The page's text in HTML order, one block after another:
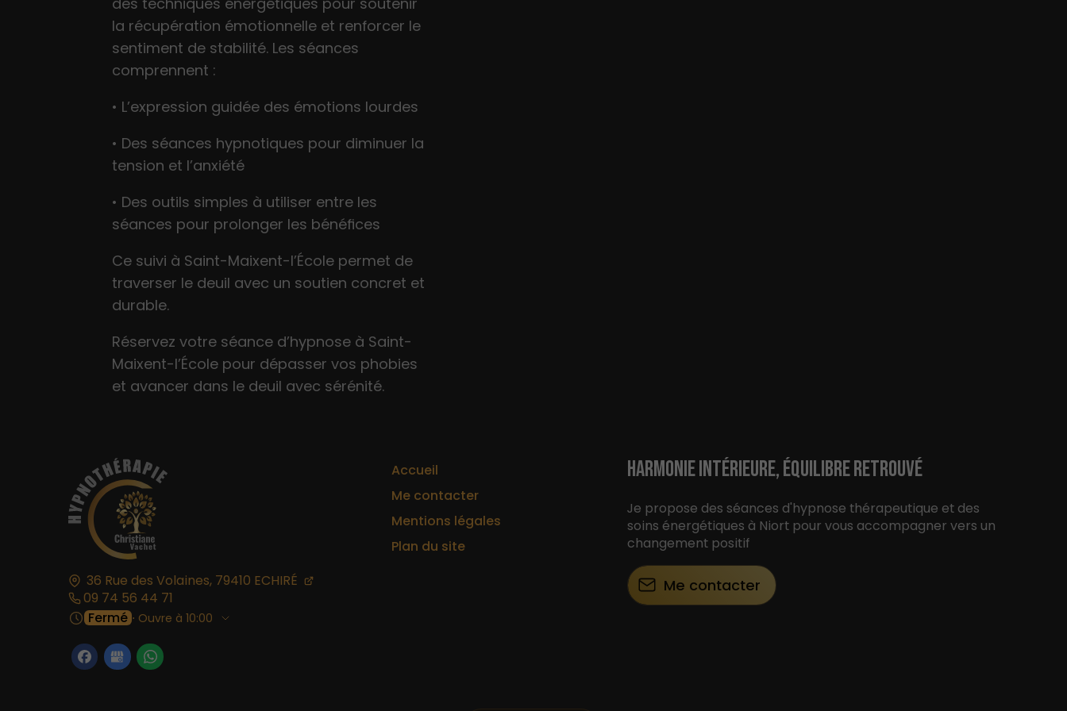
la récupération émotionnelle et renforcer le
sentiment de stabilité. Les séances
comprennent :
• L’expression guidée des émotions lourdes
• Des séances hypnotiques pour diminuer la
tension et l’anxiété
• Des outils simples à utiliser entre les
séances pour prolonger les bénéfices
Ce suivi à Saint-Maixent-l’École permet de
traverser le deuil avec un soutien concret et
durable.
Réservez votre séance d’hypnose à Saint-
Maixent-l’École pour dépasser vos phobies
et avancer dans le deuil avec sérénité.
36 Rue des Volaines, 79410 ECHIRÉ
09 74 56 44 71
Fermé ⋅ Ouvre à 10:00
Accueil
Me contacter
Mentions légales
Plan du site
HARMONIE INTÉRIEURE, ÉQUILIBRE RETROUVÉ
Je propose des séances d'hypnose thérapeutique et des
soins énergétiques à Niort pour vous accompagner vers un
changement positif
Me contacter